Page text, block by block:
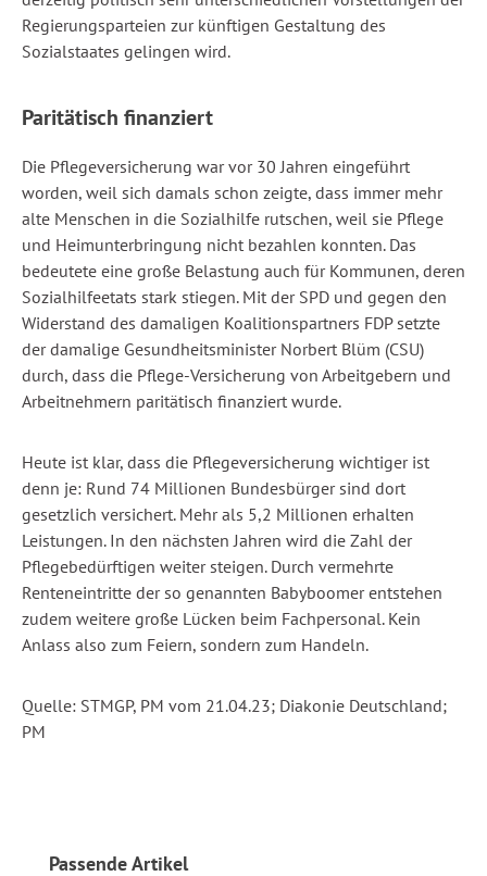
Regierungsparteien zur künftigen Gestaltung des
Sozialstaates gelingen wird.
Paritätisch finanziert
Die Pflegeversicherung war vor 30 Jahren eingeführt
worden, weil sich damals schon zeigte, dass immer mehr
alte Menschen in die Sozialhilfe rutschen, weil sie Pflege
und Heimunterbringung nicht bezahlen konnten. Das
bedeutete eine große Belastung auch für Kommunen, deren
Sozialhilfeetats stark stiegen. Mit der SPD und gegen den
Widerstand des damaligen Koalitionspartners FDP setzte
der damalige Gesundheitsminister Norbert Blüm (CSU)
durch, dass die Pflege-Versicherung von Arbeitgebern und
Arbeitnehmern paritätisch finanziert wurde.
Heute ist klar, dass die Pflegeversicherung wichtiger ist
denn je: Rund 74 Millionen Bundesbürger sind dort
gesetzlich versichert. Mehr als 5,2 Millionen erhalten
Leistungen. In den nächsten Jahren wird die Zahl der
Pflegebedürftigen weiter steigen. Durch vermehrte
Renteneintritte der so genannten Babyboomer entstehen
zudem weitere große Lücken beim Fachpersonal. Kein
Anlass also zum Feiern, sondern zum Handeln.
Quelle: STMGP, PM vom 21.04.23; Diakonie Deutschland;
PM
Produktgalerie überspringen
Passende Artikel